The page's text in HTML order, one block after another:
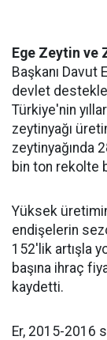
Ege Zeytin ve
Başkanı Davut
devlet
Türkiye'nin
zeytinyağı
zeytinyağında
bin ton rekolte
Yüksek
endişelerin
152'lik artışla
başına ihraç
kaydetti.
Er, 2015-2016